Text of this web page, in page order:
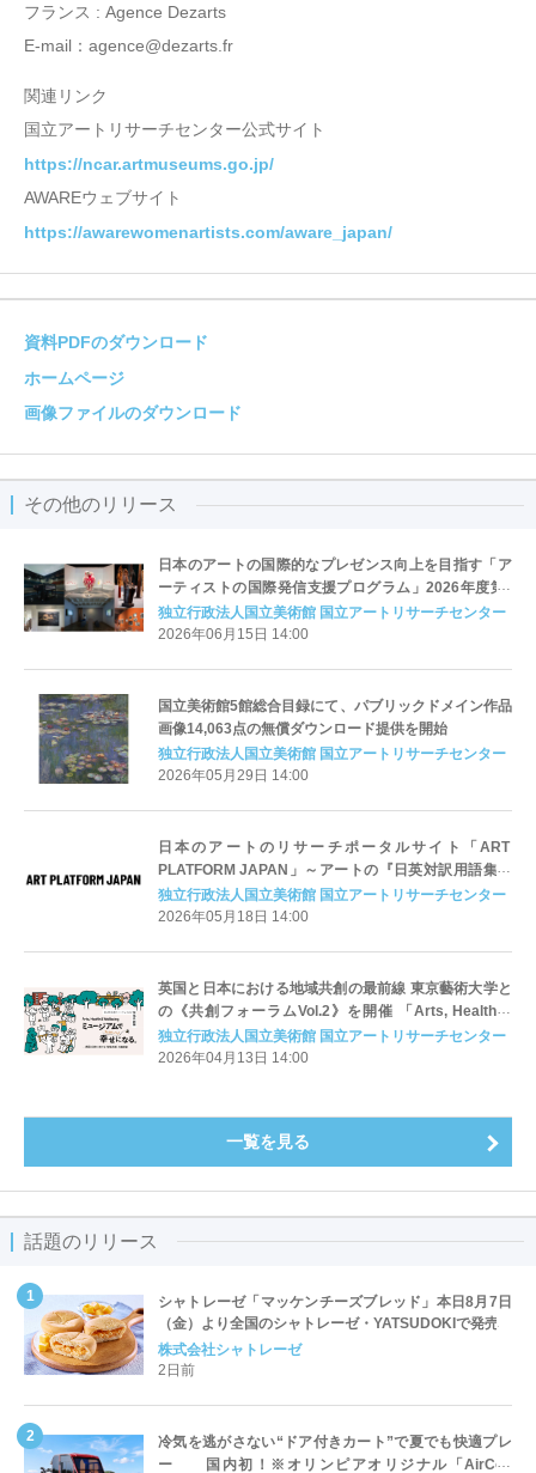
フランス : Agence Dezarts
E-mail：agence@dezarts.fr
関連リンク
国立アートリサーチセンター公式サイト
https://ncar.artmuseums.go.jp/
AWAREウェブサイト
https://awarewomenartists.com/aware_japan/
資料PDFのダウンロード
ホームページ
画像ファイルのダウンロード
その他のリリース
日本のアートの国際的なプレゼンス向上を目指す「ア
ーティストの国際発信支援プログラム」2026年度第Ⅱ
期募集を6月15日より開始
独立行政法人国立美術館 国立アートリサーチセンター
2026年06月15日 14:00
国立美術館5館総合目録にて、パブリックドメイン作品
画像14,063点の無償ダウンロード提供を開始
独立行政法人国立美術館 国立アートリサーチセンター
2026年05月29日 14:00
日本のアートのリサーチポータルサイト「ART
PLATFORM JAPAN」～アートの『日英対訳用語集』
を5月18日公開～
独立行政法人国立美術館 国立アートリサーチセンター
2026年05月18日 14:00
英国と日本における地域共創の最前線 東京藝術大学と
の《共創フォーラムVol.2》を開催 「Arts, Health &
Wellbeing ミュージアムで幸せ(ウェルビーイング)にな
る。」
独立行政法人国立美術館 国立アートリサーチセンター
2026年04月13日 14:00
一覧を見る
話題のリリース
シャトレーゼ「マッケンチーズブレッド」本日8月7日
（金）より全国のシャトレーゼ・YATSUDOKIで発売
株式会社シャトレーゼ
2日前
冷気を逃がさない“ドア付きカート”で夏でも快適プレ
ー 国内初！※オリンピアオリジナル「AirCon